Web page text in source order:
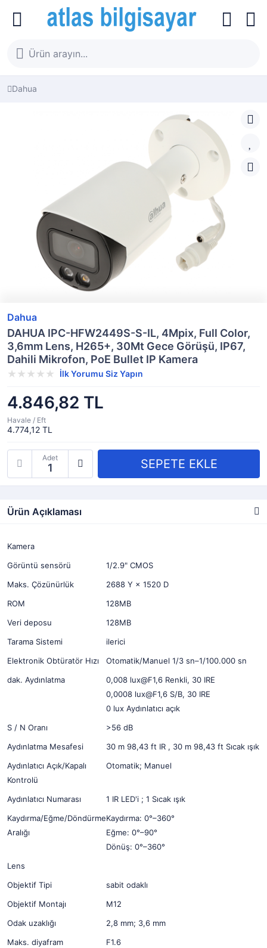
Dahua
Dahua
DAHUA IPC-HFW2449S-S-IL, 4Mpix, Full Color,
3,6mm Lens, H265+, 30Mt Gece Görüşü, IP67,
Dahili Mikrofon, PoE Bullet IP Kamera
İlk Yorumu Siz Yapın
4.846,82 TL
Havale / Eft
4.774,12 TL
Adet
Ürün Açıklaması
Kamera
Görüntü sensörü
1/2.9" CMOS
Maks. Çözünürlük
2688 Y × 1520 D
ROM
128MB
Veri deposu
128MB
Tarama Sistemi
ilerici
Elektronik Obtüratör Hızı
Otomatik/Manuel 1/3 sn–1/100.000 sn
dak. Aydınlatma
0,008 lux@F1,6 Renkli, 30 IRE
0,0008 lux@F1,6 S/B, 30 IRE
0 lux Aydınlatıcı açık
S / N Oranı
>56 dB
Aydınlatma Mesafesi
30 m 98,43 ft IR , 30 m 98,43 ft Sıcak ışık
Aydınlatıcı Açık/Kapalı
Kontrolü
Otomatik; Manuel
Aydınlatıcı Numarası
1 IR LED'i ; 1 Sıcak ışık
Kaydırma/Eğme/Döndürme
Aralığı
Kaydırma: 0°–360°
Eğme: 0°–90°
Dönüş: 0°–360°
Lens
Objektif Tipi
sabit odaklı
Objektif Montajı
M12
Odak uzaklığı
2,8 mm; 3,6 mm
Maks. diyafram
F1.6